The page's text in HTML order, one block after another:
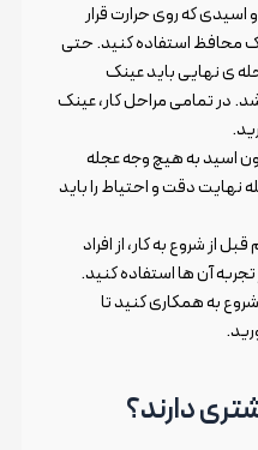
اسیدی که روی حرارت قرار
محافظ استفاده کنید. حتی
ی نهایی باید عینک
در تمامی مراحل کار، عینک
اسید به هیچ وجه عجله
نهایت دقت و احتیاط را باید
از شروع به کار، از افراد
آن ها استفاده کنید.
به همکاری کنید تا
دارند؟